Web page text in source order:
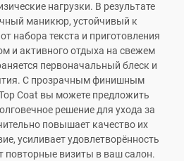
нагрузки. В результате
маникюр, устойчивый к
набора текста и приготовления
и активного отдыха на свежем
первоначальный блеск и
С прозрачным финишным
Coat вы можете предложить
решение для ухода за
повышает качество их
усиливает удовлетворённость
повторные визиты в ваш салон.